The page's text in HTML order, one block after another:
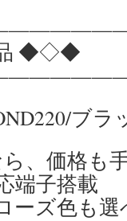
◆◇◆
ブ
、価格も
端子搭載
ーズ色も